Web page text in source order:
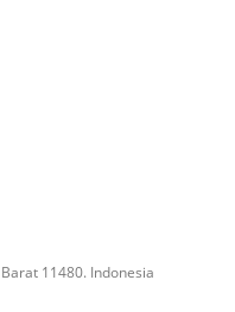
11480. Indonesia